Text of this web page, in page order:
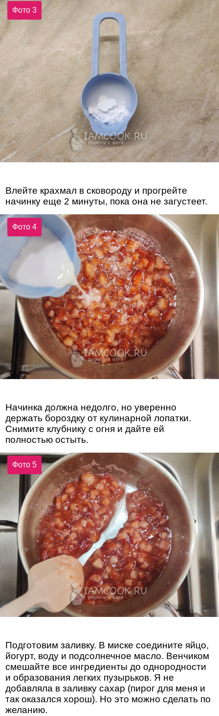
Фото 3
Влейте крахмал в сковороду и прогрейте
начинку еще 2 минуты, пока она не загустеет.
Фото 4
Начинка должна недолго, но уверенно
держать бороздку от кулинарной лопатки.
Снимите клубнику с огня и дайте ей
полностью остыть.
Фото 5
Подготовим заливку. В миске соедините яйцо,
йогурт, воду и подсолнечное масло. Венчиком
смешайте все ингредиенты до однородности
и образования легких пузырьков. Я не
добавляла в заливку сахар (пирог для меня и
так оказался хорош). Но это можно сделать по
желанию.